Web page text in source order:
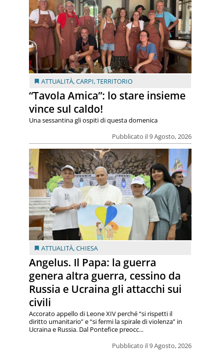
ATTUALITÀ,CARPI,TERRITORIO
“Tavola Amica”: lo stare insieme
vince sul caldo!
Pubblicato il 9 Agosto, 2026
Una sessantina gli ospiti di questa domenica
ATTUALITÀ,CHIESA
Angelus. Il Papa: la guerra
genera altra guerra, cessino da
Russia e Ucraina gli attacchi sui
civili
Pubblicato il 9 Agosto, 2026
Accorato appello di Leone XIV perché “si rispetti il
diritto umanitario” e “si fermi la spirale di violenza” in
Ucraina e Russia. Dal Pontefice preocc...